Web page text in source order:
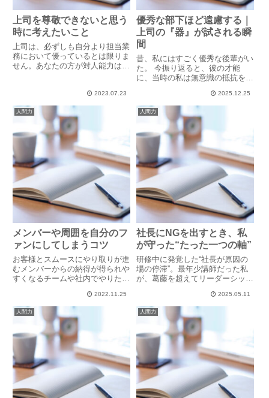
上司を尊敬できないと思う
時に考えたいこと
上司は、必ずしも自分より担当業
務において優っているとは限りま
せん。あなたの方が対人能力は優
もしれません。あなたの方が知識
も豊富で、修羅場経験もあるかも
しれません。そもそも上司と
2023.07.23
優秀な部下ほど遠慮する｜
上司の『器』が試される瞬
間
昔、私にはすごく優秀な後輩がい
た。 今振り返ると、彼の才能
に、当時の私は無意識の抵抗を感
が、数年後、転職先の業界で「伝
説の営業マン」と呼ばれるほどの
人物になったと聞いた。私が彼の
先輩だったと知った周囲の人に、
彼...
2025.12.25
人間力
メンバーや周囲を自分のフ
ァンにしてしまうコツ
お客様とスムースにやり取りが進
むメンバーからの納得が得られや
すくなるチームや社内でやりたい
こであれ、「物事がより進めやす
くなる」には自分のファンが増え
ることが一番の近道です。「自分
はみんなから恐れられているか
ら...
2022.11.25
人間力
社長にNGを出すとき、私
が守った“たった一つの軸”
研修中に発覚した“社長が原因の
場の停滞”。最年少講師だった私
が、葛藤を超えてリーダーシップ
2025.05.11
人間力 人間力